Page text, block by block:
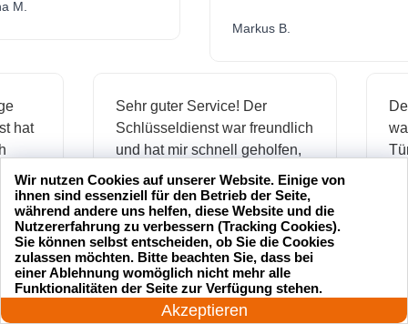
Markus B.
hat
Sehr guter Service! Der
Schlüsseldienst war freundlich
und hat mir schnell geholfen,
als ich meine Schlüssel
verloren hatte.
Jonas M.
24 Stunden am Tag
Akzeptieren
Wir nutzen Cookies auf unserer Website. Einige von
ihnen sind essenziell für den Betrieb der Seite,
während andere uns helfen, diese Website und die
Nutzererfahrung zu verbessern (Tracking Cookies).
Sie können selbst entscheiden, ob Sie die Cookies
zulassen möchten. Bitte beachten Sie, dass bei
einer Ablehnung womöglich nicht mehr alle
Funktionalitäten der Seite zur Verfügung stehen.